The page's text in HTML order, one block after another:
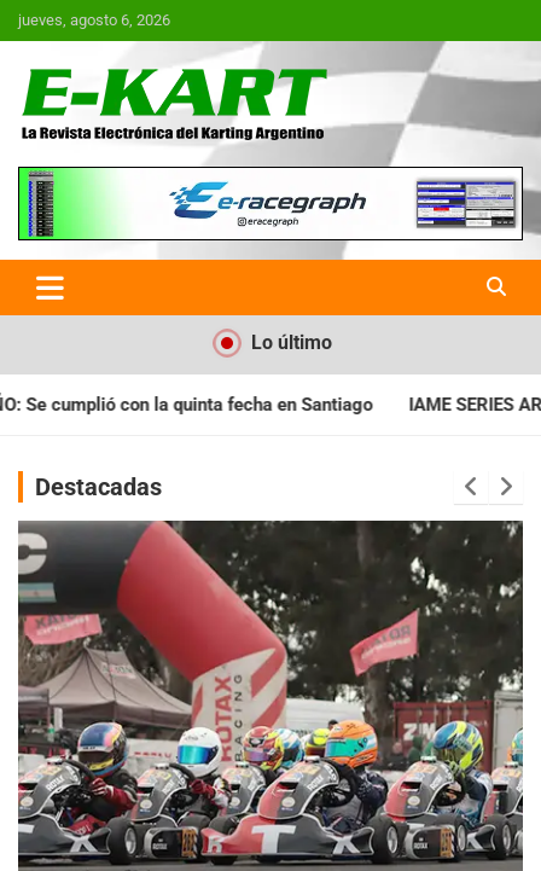
Saltar
al
jueves, agosto 6, 2026
E-Kart.com.ar | La Revista
Electrónica del Karting en
Argentina
Lo último
en Santiago IAME SERIES ARGENTINA: Horarios para la
Destacadas